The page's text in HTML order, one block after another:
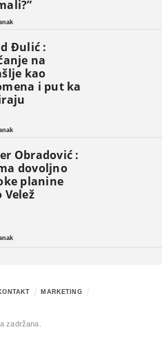
Đulić :
na
kao
i put ka
Obradović :
dovoljno
planine
Velež
MARKETING
zadržana.